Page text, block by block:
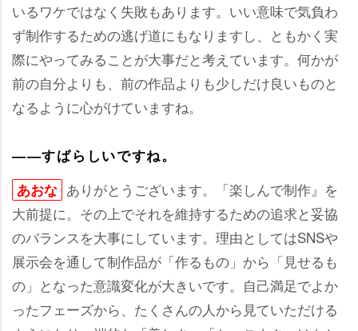
いるワケではなく失敗もあります。いい意味で気負わ
ず制作するための逃げ道にもなりますし、ともかく実
際にやってみることが大事だと考えています。何かが
前の自分よりも、前の作品よりも少しだけ良いものと
なるように心がけていますね。
――すばらしいですね。
あおな ありがとうございます。「楽しんで制作』を
大前提に。その上でそれを維持するための追求と妥協
のバランスを大事にしています。理由としてはSNS
展示会を通して制作品が「作るもの」から「見せるも
の」となった意識変化が大きいです。自己満足でよか
ったフェーズから、たくさんの人から見ていただける